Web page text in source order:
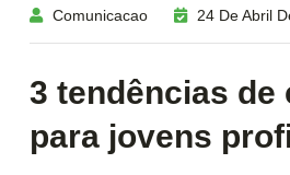
Comunicacao 24 De Abril
3 tendências de
para jovens